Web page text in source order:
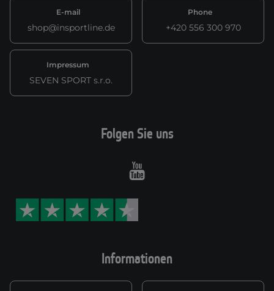
E-mail
shop@insportline.de
Phone
+420 556 300 970
Impressum
SEVEN SPORT s.r.o.
Informationen
Folgen Sie uns
Youtube